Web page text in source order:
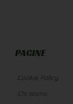
PAGINE
Cookie Policy
Chi siamo